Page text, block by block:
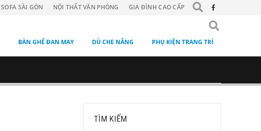
SOFA SÀI GÒN NỘI THẤT VĂN PHÒNG GIA ĐÌNH CAO CẤP
BÀN GHẾ ĐAN MAY DÙ CHE NẮNG PHỤ KIỆN TRANG TRÍ
TÌM KIẾM